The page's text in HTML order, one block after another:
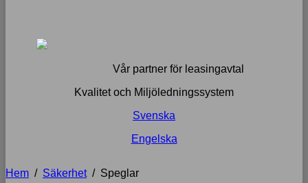
Vår partner för leasingavtal
Kvalitet och Miljöledningssystem
Svenska
Engelska
Hem / Säkerhet/ Speglar